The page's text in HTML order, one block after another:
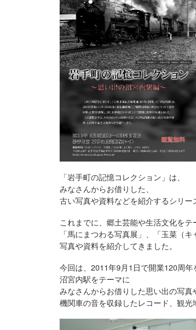
「岩手町の記憶コレクション」は、
みなさんからお借りした、
古い写真や資料などを紹介するシリー
これまでに、郷土芸能や生活文化をテ
「馬にまつわる写真展」、「玉菜（
写真や資料を紹介してきました。
今回は、2011年9月1日で開業120周年
沼宮内駅をテーマに
みなさんからお借りした思い出の写真
機関車の音を収録したレコード、観光